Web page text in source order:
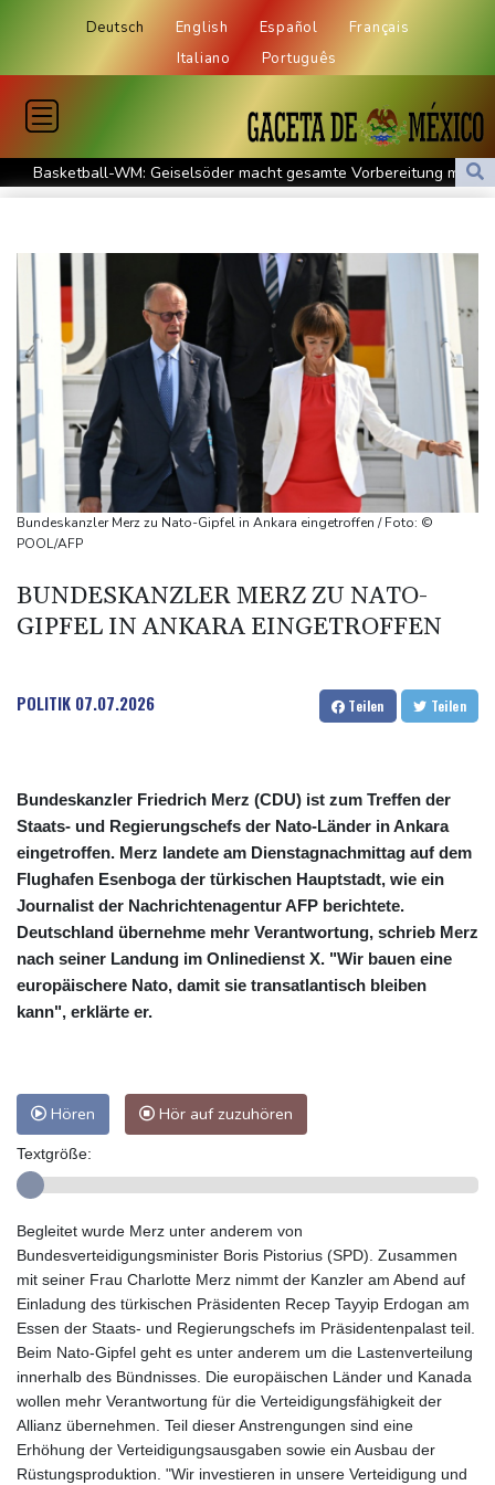
Deutsch English Español
Français
Italiano
Português
Basketball-WM: Geiselsöder macht gesamte Vorbereitung mit
Taifun "Dolphin": Flugausfälle, Evakuierung und höchste
Lionel Messi trauert um Vater und langjährigen Manager Jorge
DAK-Analyse: ADHS-Neudiagnosen bei Kindern deutlich
gestiegen
Sohn: Krebs von Ex-Präsident Biden hat sich ausgebreitet und
Metastasen gebildet
Iran stellt harte Bedingungen für Öffnung der Straße von
Hormus
Trauerflor und Schweigeminute: Inter Miami trauert mit Messi
WTA: Sabalenka scheitert überraschend in Toronto
Zwei Bombenanschläge in Kolumbien an erstem Tag im Amt des
Busemann: Kein EM-Titel für Neugebauer wäre "eine
Enttäuschung"
Bundeskanzler Merz zu Nato-Gipfel in Ankara eingetroffen / Foto: ©
POOL/AFP
BUNDESKANZLER MERZ ZU NATO-
GIPFEL IN ANKARA EINGETROFFEN
POLITIK 07.07.2026 Teilen Teilen
Bundeskanzler Friedrich Merz (CDU) ist zum Treffen der
Staats- und Regierungschefs der Nato-Länder in Ankara
eingetroffen. Merz landete am Dienstagnachmittag auf dem
Flughafen Esenboga der türkischen Hauptstadt, wie ein
Journalist der Nachrichtenagentur AFP berichtete.
Deutschland übernehme mehr Verantwortung, schrieb Merz
nach seiner Landung im Onlinedienst X. "Wir bauen eine
europäischere Nato, damit sie transatlantisch bleiben
kann", erklärte er.
Hören Hör auf zuzuhören
Textgröße:
Begleitet wurde Merz unter anderem von
Bundesverteidigungsminister Boris Pistorius (SPD). Zusammen
mit seiner Frau Charlotte Merz nimmt der Kanzler am Abend auf
Einladung des türkischen Präsidenten Recep Tayyip Erdogan am
Essen der Staats- und Regierungschefs im Präsidentenpalast teil.
Beim Nato-Gipfel geht es unter anderem um die Lastenverteilung
innerhalb des Bündnisses. Die europäischen Länder und Kanada
wollen mehr Verantwortung für die Verteidigungsfähigkeit der
Allianz übernehmen. Teil dieser Anstrengungen sind eine
Erhöhung der Verteidigungsausgaben sowie ein Ausbau der
Rüstungsproduktion. "Wir investieren in unsere Verteidigung und